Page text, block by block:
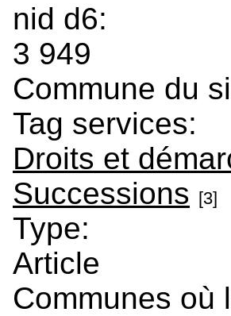
nid d6:
3 949
Commune du
Tag services:
Droits et
Successions [3]
Type:
Article
Communes